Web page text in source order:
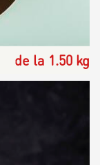
de la 1.50 kg